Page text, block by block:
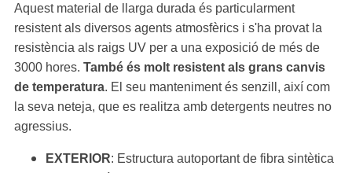
Aquest material de llarga durada és particularment
resistent als diversos agents atmosfèrics i s'ha provat la
resistència als raigs UV per a una exposició de més de
3000 hores. També és molt resistent als grans canvis
de temperatura. El seu manteniment és senzill, així com
la seva neteja, que es realitza amb detergents neutres no
agressius.
EXTERIOR: Estructura autoportant de fibra sintètica